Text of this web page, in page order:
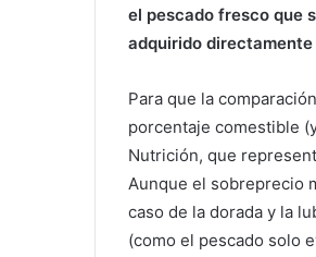
el pescado fresco que
adquirido
Para que la
porcentaje comestible
Nutrición, que
Aunque el sobreprecio
caso de la dorada y la
(como el pescado solo